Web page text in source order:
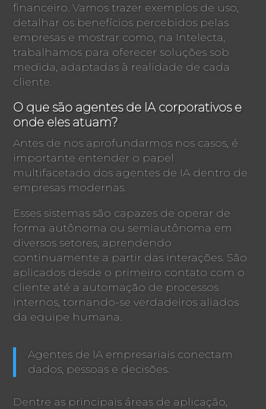
financeiro. Vamos trazer exemplos de uso,
detalhar os benefícios percebidos pelas
empresas e mostrar como, na Intelecta,
trabalhamos para oferecer soluções sob
medida, adaptadas à realidade de cada
cliente.
O que são agentes de IA corporativos e
onde eles atuam?
Antes de nos aprofundarmos nos casos, é
importante entender o papel
multifacetado dos agentes de IA dentro de
empresas modernas.
Esses sistemas são capazes de operar de
forma autônoma ou semiautônoma em
diversos setores, aprendendo
continuamente a partir das interações. São
aplicados desde o primeiro contato com o
cliente até a automação de processos
internos, tornando-se verdadeiros aliados
da equipe humana.
Agentes de IA empresariais conectam
dados, pessoas e decisões.
Dentre as principais áreas de aplicação,